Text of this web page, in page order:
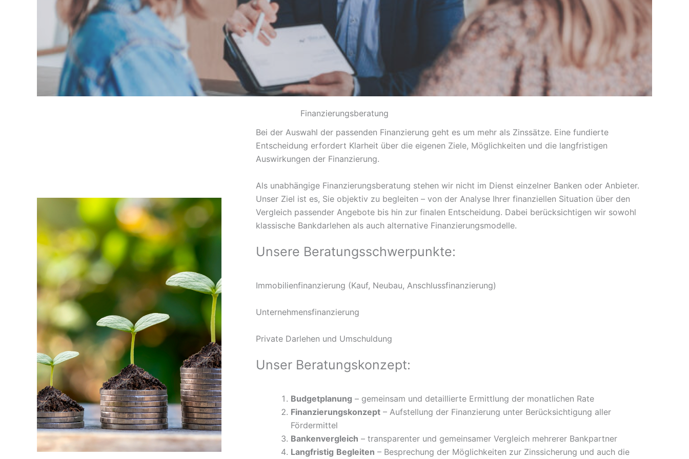
Finanzierungsberatung
Bei der Auswahl der passenden Finanzierung geht es um mehr als Zinssätze. Eine fundierte
Entscheidung erfordert Klarheit über die eigenen Ziele, Möglichkeiten und die langfristigen
Auswirkungen der Finanzierung.
Als unabhängige Finanzierungsberatung stehen wir nicht im Dienst einzelner Banken oder Anbieter.
Unser Ziel ist es, Sie objektiv zu begleiten – von der Analyse Ihrer finanziellen Situation über den
Vergleich passender Angebote bis hin zur finalen Entscheidung. Dabei berücksichtigen wir sowohl
klassische Bankdarlehen als auch alternative Finanzierungsmodelle.
Unsere Beratungsschwerpunkte:
Immobilienfinanzierung (Kauf, Neubau, Anschlussfinanzierung)
Unternehmensfinanzierung
Private Darlehen und Umschuldung
Unser Beratungskonzept:
Budgetplanung – gemeinsam und detaillierte Ermittlung der monatlichen Rate
Finanzierungskonzept – Aufstellung der Finanzierung unter Berücksichtigung aller
Fördermittel
Bankenvergleich – transparenter und gemeinsamer Vergleich mehrerer Bankpartner
Langfristig Begleiten – Besprechung der Möglichkeiten zur Zinssicherung und auch die